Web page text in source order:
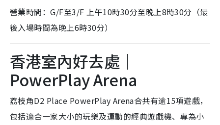
營業時間：G/F至3/F 上午10時30分至晚上8時30分（最
後入場時間為晚上6時30分）
香港室內好去處｜
PowerPlay Arena
荔枝角D2 Place PowerPlay Arena合共有逾15項遊戲，
包括適合一家大小的玩樂及運動的經典遊戲機、專為小